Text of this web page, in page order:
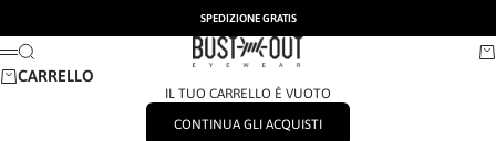
SPEDIZIONE GRATIS
BUSTOUT EYEWEAR
MENÙ
CERCA
CARRELLO
IL TUO CARRELLO È VUOTO
CONTINUA GLI ACQUISTI